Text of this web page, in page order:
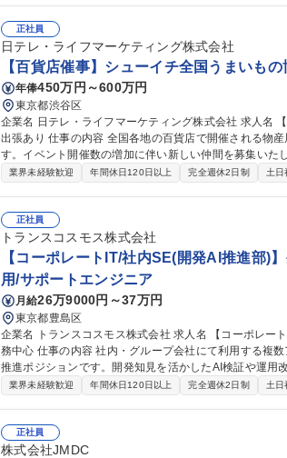
独自システム「訪問対応支援システム P-GAIROS」を活用できます。 募集職種 【東京・神
ス担当/年休129日/安定した固定給/定着率◎
正社員
日テレ・ライフマーケティング株式会社
【百貨店催事】シューイチ全国うまいも
年俸450万円～600万円
東京都渋谷区
企業名 日テレ・ライフマーケティング株式会社 求人名 【百貨店催事】シューイチ全国うまいもの博の運営/全国
出張あり 仕事の内容 全国各地の百貨店で開催される物産展「シューイチ全国うまいもの博」を担当いただきま
す。イベント開催数の増加に伴い新しい仲間を募集いた
わっていただきます ■「シューイチ全国うまいもの博」の運営 ※メイン業務 1.イベントへの出店社誘致および管
シューイチ全国うまいもの博の運営/全国出張あり
業界未経験歓迎 年間休日120日以上 完全週休2日制 土日
正社員
トランスコスモス株式会社
【コーポレートIT/社内SE(開発AI推進部)
用/サポートエンジニア
月給26万9000円～37万円
東京都豊島区
企業名 トランスコスモス株式会社 求人名 【コーポレートIT/社内SE（開発AI推進部）】生成AI活用・推進/在宅勤
務中心 仕事の内容 社内・グループ会社にて利用する複数アプリの安定稼働や品質及び生産性の向上を担う自社IT
推進ポジションです。開発知見を活かしたAI検証や運用
す。 ・社内アプリケーションに対するユーザーからの問い合わせ対応 ・アカウント発行 ・定期メンテナンス対応
（開発AI推進部）】生成AI活用・推進/在宅勤務中心
業界未経験歓迎 年間休日120日以上 完全週休2日制 土日
正社員
株式会社JMDC